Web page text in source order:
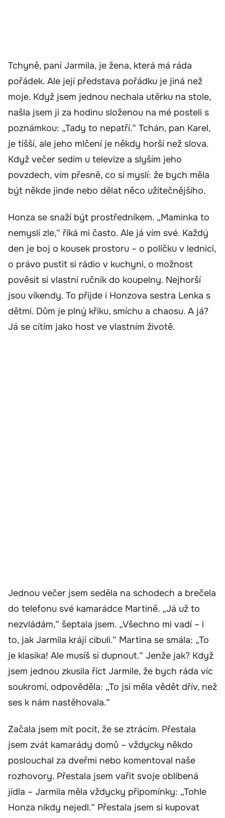
Tchyně, paní Jarmila, je žena, která má ráda
pořádek. Ale její představa pořádku je jiná než
moje. Když jsem jednou nechala utěrku na stole,
našla jsem ji za hodinu složenou na mé posteli s
poznámkou: „Tady to nepatří.“ Tchán, pan Karel,
je tišší, ale jeho mlčení je někdy horší než slova.
Když večer sedím u televize a slyším jeho
povzdech, vím přesně, co si myslí: že bych měla
být někde jinde nebo dělat něco užitečnějšího.
Honza se snaží být prostředníkem. „Maminka to
nemyslí zle,“ říká mi často. Ale já vím své. Každý
den je boj o kousek prostoru – o poličku v lednici,
o právo pustit si rádio v kuchyni, o možnost
pověsit si vlastní ručník do koupelny. Nejhorší
jsou víkendy. To přijde i Honzova sestra Lenka s
dětmi. Dům je plný křiku, smíchu a chaosu. A já?
Já se cítím jako host ve vlastním životě.
Jednou večer jsem seděla na schodech a brečela
do telefonu své kamarádce Martině. „Já už to
nezvládám,“ šeptala jsem. „Všechno mi vadí – i
to, jak Jarmila krájí cibuli.“ Martina se smála: „To
je klasika! Ale musíš si dupnout.“ Jenže jak? Když
jsem jednou zkusila říct Jarmile, že bych ráda víc
soukromí, odpověděla: „To jsi měla vědět dřív, než
ses k nám nastěhovala.“
Začala jsem mít pocit, že se ztrácím. Přestala
jsem zvát kamarády domů – vždycky někdo
poslouchal za dveřmi nebo komentoval naše
rozhovory. Přestala jsem vařit svoje oblíbená
jídla – Jarmila měla vždycky připomínky: „Tohle
Honza nikdy nejedl.“ Přestala jsem si kupovat